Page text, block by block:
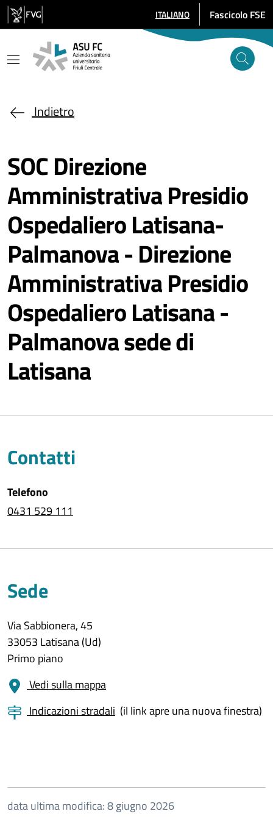
Salta al contenuto principale
SELEZIONE LINGUA: LINGUA
ITALIANO Fascicolo FSE
Indietro
SOC Direzione
Amministrativa Presidio
Ospedaliero Latisana-
Palmanova - Direzione
Amministrativa Presidio
Ospedaliero Latisana -
Palmanova sede di
Latisana
Contatti
Telefono
0431 529 111
Sede
Via Sabbionera, 45
33053 Latisana (Ud)
Primo piano
Vedi sulla mappa
Indicazioni stradali (il link apre una nuova finestra)
data ultima modifica: 8 giugno 2026